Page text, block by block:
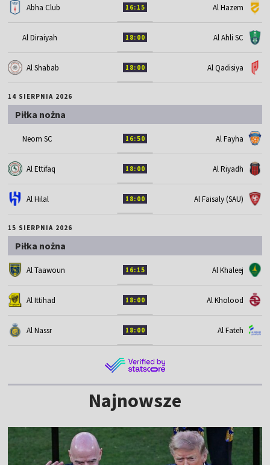
Abha Club 16:15 Al Hazem
Al Diraiyah 18:00 Al Ahli SC
Al Shabab 18:00 Al Qadisiya
14 SIERPNIA 2026
Piłka nożna
Neom SC 16:50 Al Fayha
Al Ettifaq 18:00 Al Riyadh
Al Hilal 18:00 Al Faisaly (SAU)
15 SIERPNIA 2026
Piłka nożna
Al Taawoun 16:15 Al Khaleej
Al Ittihad 18:00 Al Kholood
Al Nassr 18:00 Al Fateh
Najnowsze